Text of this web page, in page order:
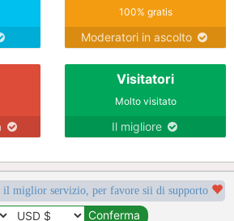
100% gratis
Moderatori in ascolto
Visitatori
Molto visitato
Il migliore
il miglior servizio, per favore sii di supporto